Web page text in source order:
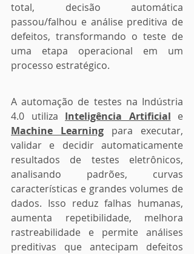
total, decisão automática
passou/falhou e análise preditiva de
defeitos, transformando o teste de
uma etapa operacional em um
processo estratégico.
A automação de testes na Indústria
4.0 utiliza Inteligência Artificial
Machine Learning para executar,
validar e decidir automaticamente
resultados de testes eletrônicos,
analisando padrões, curvas
características e grandes volumes de
dados. Isso reduz falhas humanas,
aumenta repetibilidade, melhora
rastreabilidade e permite análises
preditivas que antecipam defeitos